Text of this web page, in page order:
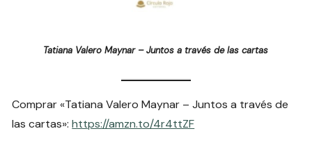
Tatiana Valero Maynar – Juntos a través de las cartas
Comprar «Tatiana Valero Maynar – Juntos a través de
las cartas»:https://amzn.to/4r4ttZF